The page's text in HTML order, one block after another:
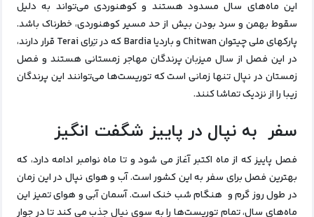
این ماه‌های سال مسدود هستند و کوهنوردی می‌تواند به دلیل
سقوط بهمن و سرد بودن بیش از حد مسیر کوهنوردی، خطرناک باشد.
پارکهای ملی چیتوان Chitwan و باردیا Bardia که در تِرای Terai قرار دارند،
در این فصل از سال میزبان پرندگان مهاجر زمستانی هستند و فصل
زمستان در نپال تنها زمانی است که توریست‌ها می‌توانند این پرندگان
زیبا را از نزدیک تماشا کنند.
سفر به نپال در پاییز شگفت انگیز
فصل پاییز که از ماه اکتبر آغاز می شود و تا ماه نوامبر ادامه دارد، که
بهترین فصل برای سفر به این کشور است. آب و هوای نپال در این زمان
در طول روز گرم و هنگام شب‌ خنک است. آسمان آبی و هوای تمیز این
ماه‌های سال، تمام توریست‌ها را به سوی نپال جذب می کند تا در جوار